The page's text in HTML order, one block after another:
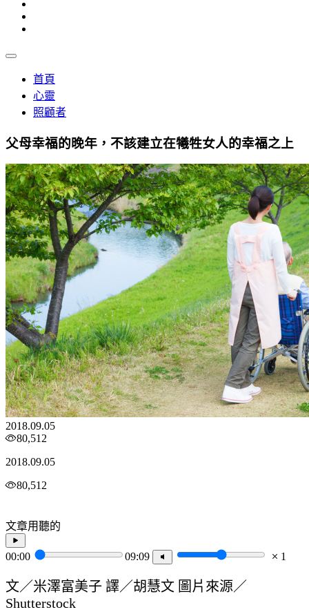
首頁
心靈
照顧者
父母幸福的晚年，不該建立在犧牲女人的幸福之上
2018.09.05
80,512
2018.09.05
80,512
文章用聽的
00:00 09:09 1
文／米澤富美子 譯／胡慧文 圖片來源／
Shutterstock